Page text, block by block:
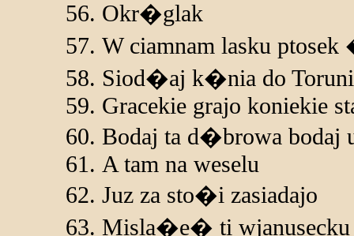
Okr�glak
W ciamnam lasku
Siod�aj k�nia do
Gracekie grajo koniekie
Bodaj ta d�browa bodaj
A tam na weselu
Juz za sto�i zasiadajo
Misla�e� ti wjanusecku